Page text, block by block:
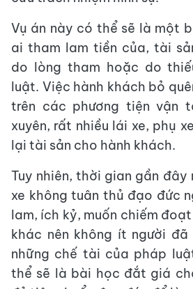
Vụ án này có thể sẽ là một
ai tham lam tiền của, tài
do lòng tham hoặc do
luật. Việc hành khách bỏ
trên các phương tiện vận
xuyên, rất nhiều lái xe, phụ
lại tài sản cho hành khách.
Tuy nhiên, thời gian gần đây
xe không tuân thủ đạo đức
lam, ích kỷ, muốn chiếm
khác nên không ít người
những chế tài của pháp
thể sẽ là bài học đắt giá